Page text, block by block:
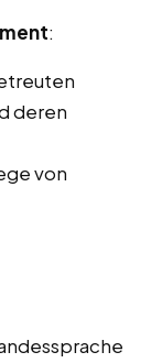
:
deren
von